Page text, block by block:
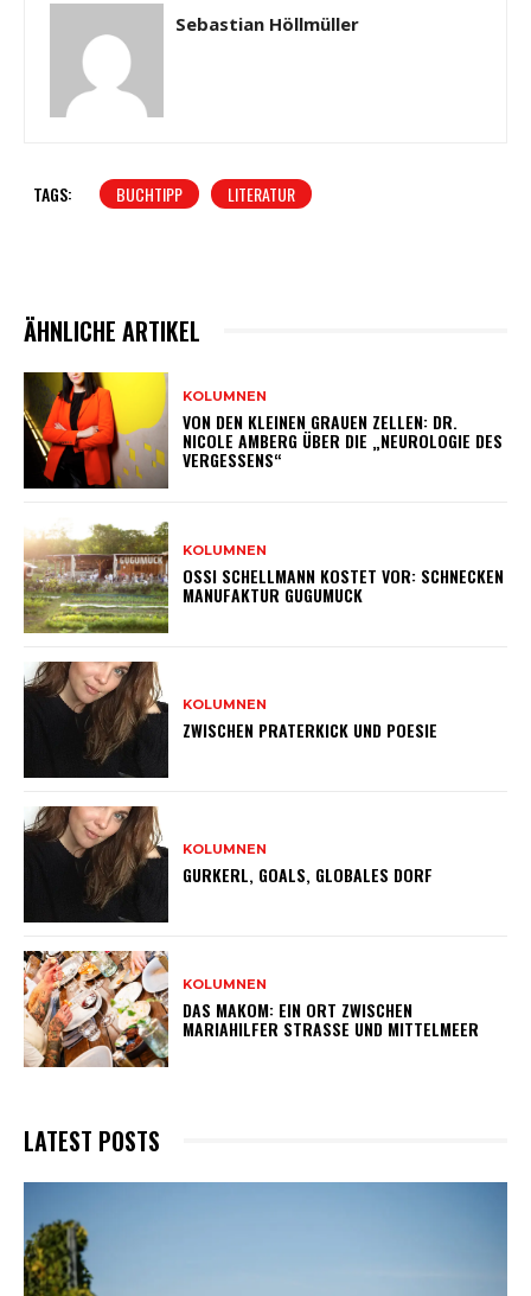
Sebastian Höllmüller
TAGS: BUCHTIPP LITERATUR
ÄHNLICHE ARTIKEL
KOLUMNEN
VON DEN KLEINEN GRAUEN ZELLEN: DR.
NICOLE AMBERG ÜBER DIE „NEUROLOGIE DES
VERGESSENS“
KOLUMNEN
OSSI SCHELLMANN KOSTET VOR: SCHNECKEN
MANUFAKTUR GUGUMUCK
KOLUMNEN
ZWISCHEN PRATERKICK UND POESIE
KOLUMNEN
GURKERL, GOALS, GLOBALES DORF
KOLUMNEN
DAS MAKOM: EIN ORT ZWISCHEN
MARIAHILFER STRASSE UND MITTELMEER
LATEST POSTS